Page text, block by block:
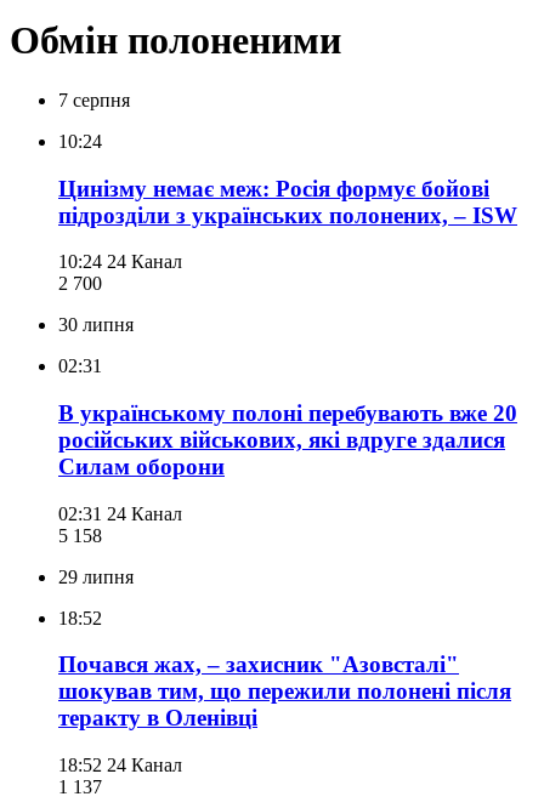
Обмін полоненими
7 серпня
10:24
Цинізму немає меж: Росія формує бойові
підрозділи з українських полонених, – ISW
10:24 24 Канал
2 700
30 липня
02:31
В українському полоні перебувають вже 20
російських військових, які вдруге здалися
Силам оборони
02:31 24 Канал
5 158
29 липня
18:52
Почався жах, – захисник "Азовсталі"
шокував тим, що пережили полонені після
теракту в Оленівці
18:52 24 Канал
1 137